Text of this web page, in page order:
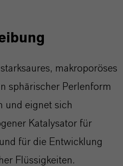
makroporöses
sphärischer Perlenform
und eignet sich
Katalysator für
für die Entwicklung
Flüssigkeiten.